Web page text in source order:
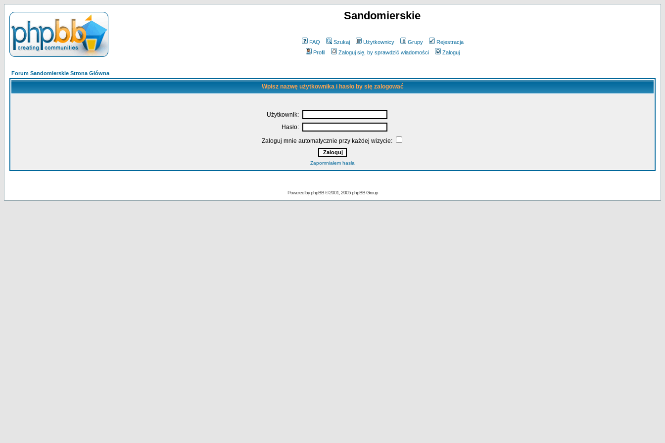
Sandomierskie
FAQ Szukaj Użytkownicy Grupy
Rejestracja
Profil
Zaloguj się, by sprawdzić wiadomości Zaloguj
Forum Sandomierskie Strona Główna
Wpisz nazwę użytkownika i hasło by się zalogować
Użytkownik:
Hasło:
Zaloguj mnie automatycznie przy każdej wizycie:
Zapomniałem hasła
Powered byphpBB© 2001, 2005 phpBB Group